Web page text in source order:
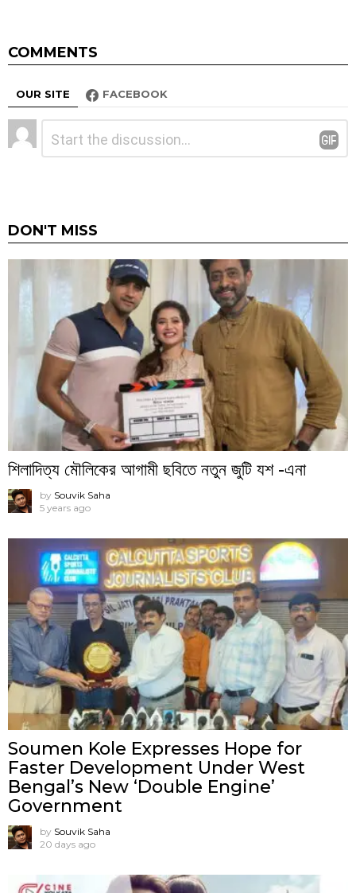
COMMENTS
OUR SITE FACEBOOK
Leave
a
DON'T MISS
শিলাদিত্য মৌলিকের আগামী ছবিতে নতুন জুটি যশ -এনা
by Souvik Saha
5 years ago
Soumen Kole Expresses Hope for
Faster Development Under West
Bengal’s New ‘Double Engine’
Government
by Souvik Saha
20 days ago